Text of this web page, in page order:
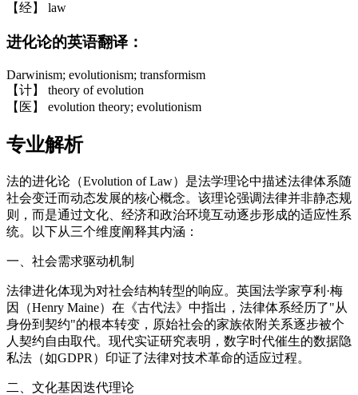
【经】 law
进化论的英语翻译：
Darwinism; evolutionism; transformism
【计】 theory of evolution
【医】 evolution theory; evolutionism
专业解析
法的进化论（Evolution of Law）是法学理论中描述法律体系随
社会变迁而动态发展的核心概念。该理论强调法律并非静态规
则，而是通过文化、经济和政治环境互动逐步形成的适应性系
统。以下从三个维度阐释其内涵：
一、社会需求驱动机制
法律进化体现为对社会结构转型的响应。英国法学家亨利·梅
因（Henry Maine）在《古代法》中指出，法律体系经历了"从
身份到契约"的根本转变，原始社会的家族依附关系逐步被个
人契约自由取代。现代实证研究表明，数字时代催生的数据隐
私法（如GDPR）印证了法律对技术革命的适应过程。
二、文化基因迭代理论